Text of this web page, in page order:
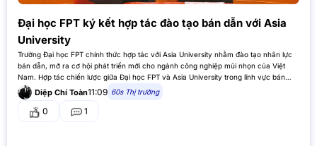
Đại học FPT ký kết hợp tác đào tạo bán dẫn với Asia
University
Trường Đại học FPT chính thức hợp tác với Asia University nhằm đào tạo nhân lực
bán dẫn, mở ra cơ hội phát triển mới cho ngành công nghiệp mũi nhọn của Việt
Nam. Hợp tác chiến lược giữa Đại học FPT và Asia University trong lĩnh vực bán
dẫn…Diệp Chí Toàn11:09 60s Thị trường
0 1